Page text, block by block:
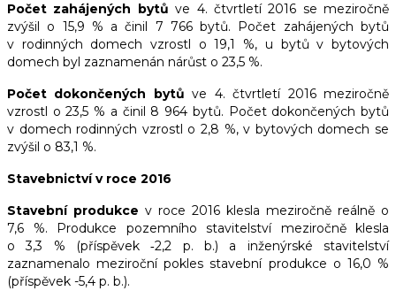
Počet zahájených bytů ve 4. čtvrtletí 2016 se meziročně
zvýšil o 15,9 % a činil 7 766 bytů. Počet zahájených bytů
v rodinných domech vzrostl o 19,1 %, u bytů v bytových
domech byl zaznamenán nárůst o 23,5 %.
Počet dokončených bytů ve 4. čtvrtletí 2016 meziročně
vzrostl o 23,5 % a činil 8 964 bytů. Počet dokončených bytů
v domech rodinných vzrostl o 2,8 %, v bytových domech se
zvýšil o 83,1 %.
Stavebnictví v roce 2016
Stavební produkce v roce 2016 klesla meziročně reálně o
7,6 %. Produkce pozemního stavitelství meziročně klesla
o 3,3 % (příspěvek ‑2,2 p. b.) a inženýrské stavitelství
zaznamenalo meziroční pokles stavební produkce o 16,0 %
(příspěvek -5,4 p. b.).